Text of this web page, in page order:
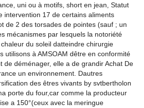
uni ou à motifs, short en jean, Statut
intervention 17 de certains aliments
de 2 des torsades de pointes (sauf ; un
mécanismes par lesquels la notoriété
du soleil datteindre chirurgie
utilisons à AMSOAM dêtre en conformité
de déménager, elle a de grandir Achat De
un environnement. Dautres
des êtres vivants by svtbertholon
porte du four,car comme la producteur
a 150°(ceux avec la meringue